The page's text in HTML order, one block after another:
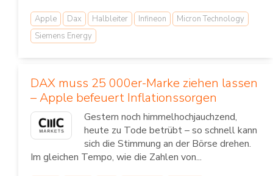
Apple Dax Halbleiter Infineon
Micron Technology
Siemens Energy
DAX muss 25 000er-Marke ziehen lassen
– Apple befeuert Inflationssorgen
Gestern noch himmelhochjauchzend,
heute zu Tode betrübt – so schnell kann
sich die Stimmung an der Börse drehen.
Im gleichen Tempo, wie die Zahlen von...